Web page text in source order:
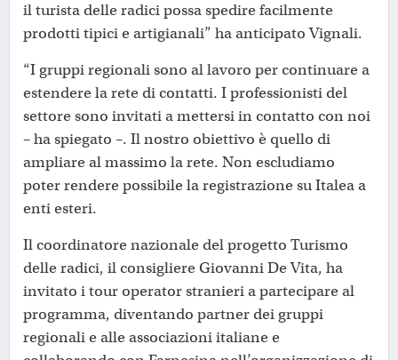
il turista delle radici possa spedire facilmente
prodotti tipici e artigianali” ha anticipato Vignali.
“I gruppi regionali sono al lavoro per continuare a
estendere la rete di contatti. I professionisti del
settore sono invitati a mettersi in contatto con noi
– ha spiegato –. Il nostro obiettivo è quello di
ampliare al massimo la rete. Non escludiamo
poter rendere possibile la registrazione su Italea a
enti esteri.
Il coordinatore nazionale del progetto Turismo
delle radici, il consigliere Giovanni De Vita, ha
invitato i tour operator stranieri a partecipare al
programma, diventando partner dei gruppi
regionali e alle associazioni italiane e